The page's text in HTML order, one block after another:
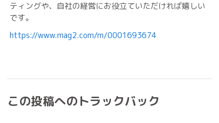
ティングや、自社の経営にお役立ていただければ嬉しい
です。
https://www.mag2.com/m/0001693674
この投稿へのトラックバック